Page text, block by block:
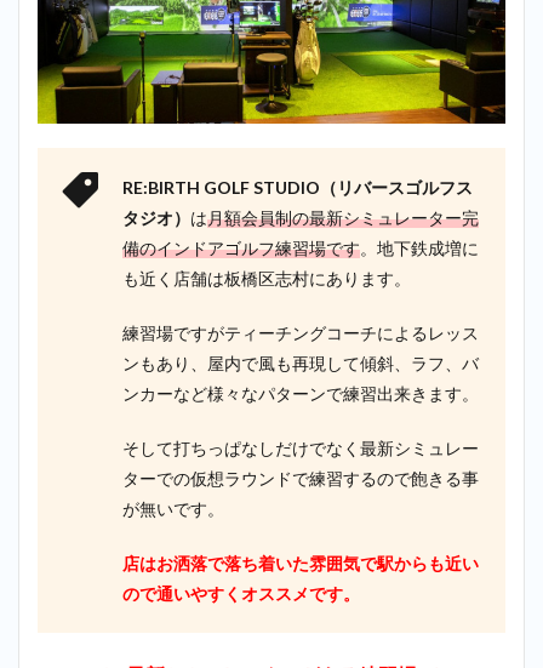
RE:BIRTH GOLF STUDIO（リバースゴルフス
タジオ） は月額会員制の最新シミュレーター完
備のインドアゴルフ練習場です。地下鉄成増に
も近く店舗は板橋区志村にあります。
練習場ですがティーチングコーチによるレッス
ンもあり、屋内で風も再現して傾斜、ラフ、バ
ンカーなど様々なパターンで練習出来きます。
そして打ちっぱなしだけでなく最新シミュレー
ターでの仮想ラウンドで練習するので飽きる事
が無いです。
店はお洒落で落ち着いた雰囲気で駅からも近い
ので通いやすくオススメです。